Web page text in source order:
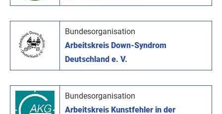
Bundesorganisation
Arbeitskreis Down-Syndrom
Deutschland e. V.
Bundesorganisation
Arbeitskreis Kunstfehler in der